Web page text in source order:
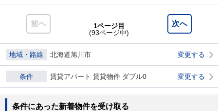
前へ 次へ
1ページ目
(93ページ中)
地域・路線 北海道旭川市 変更する
条件 賃貸アパート 賃貸物件 ダブル0 変更する
条件にあった新着物件を受け取る